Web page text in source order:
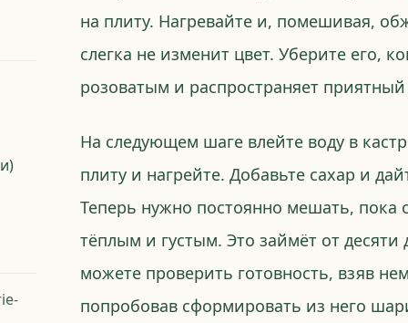
на плиту. Нагревайте и, помешивая,
слегка не изменит цвет. Уберите его,
розоватым и распространяет
На следующем шаге влейте воду в
плиту и нагрейте. Добавьте сахар и
Теперь нужно постоянно мешать, пока
тёплым и густым. Это займёт от
можете проверить готовность, взяв
попробовав сформировать из него